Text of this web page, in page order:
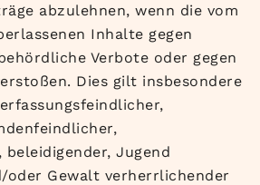
abzulehnen, wenn die vom
Inhalte gegen
Verbote oder gegen
Dies gilt insbesondere
Jugend
oder Gewalt verherrlichender